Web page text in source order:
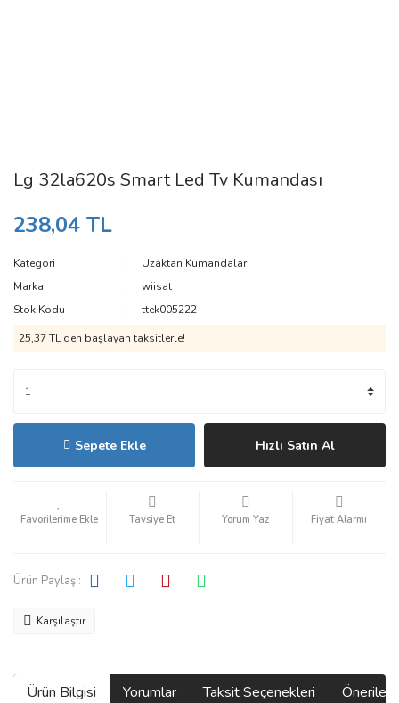
Lg 32la620s Smart Led Tv Kumandası
238,04 TL
Kategori
Uzaktan Kumandalar
Marka
wiisat
Stok Kodu
ttek005222
25,37 TL den başlayan taksitlerle!
Sepete Ekle Hızlı Satın Al
Tavsiye Et Yorum Yaz Fiyat Alarmı
Ürün Paylaş :
Karşılaştır
Ürün Bilgisi Yorumlar Taksit Seçenekleri